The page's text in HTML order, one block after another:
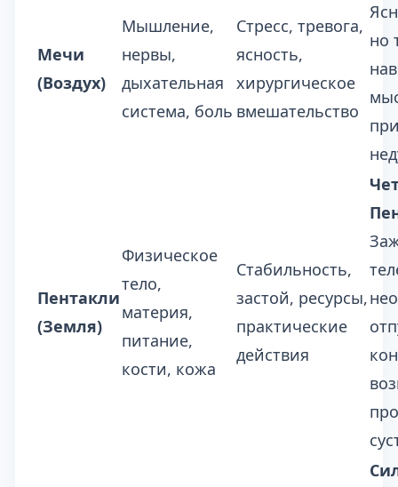
Мечи
(Воздух)
Мышление,
нервы,
дыхательная
система, боль
Стресс, тревога,
ясность,
хирургическое
вмешательство
но
Пентакли
(Земля)
Физическое
тело,
материя,
питание,
кости, кожа
Стабильность,
застой, ресурсы,
практические
действия